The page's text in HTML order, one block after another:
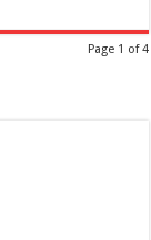
Page 1 of 4